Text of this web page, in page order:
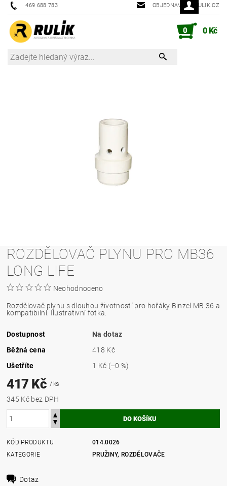
469 688 783 OBJEDNAVKY@RULIK.CZ
0 0 Kč
ROZDĚLOVAČ PLYNU PRO MB36
LONG LIFE
Neohodnoceno
Rozdělovač plynu s dlouhou životností pro hořáky Binzel MB 36 a
kompatibilní. Ilustrativní fotka.
Dostupnost
Na dotaz
Běžná cena
418 Kč
Ušetříte
1 Kč (–0 %)
417 Kč / ks
345 Kč bez DPH
KÓD PRODUKTU
014.0026
KATEGORIE
PRUŽINY, ROZDĚLOVAČE
Dotaz